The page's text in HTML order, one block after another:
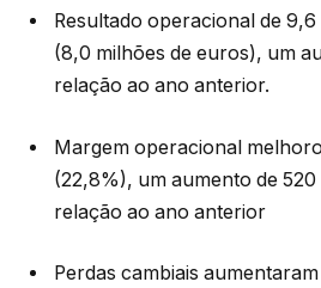
Resultado operacional de
(8,0 milhões de euros), um
relação ao ano anterior.
Margem operacional
(22,8%), um aumento de
relação ao ano anterior
Perdas cambiais